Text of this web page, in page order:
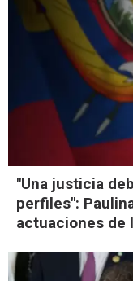
"Una justicia
perfiles":
actuaciones de